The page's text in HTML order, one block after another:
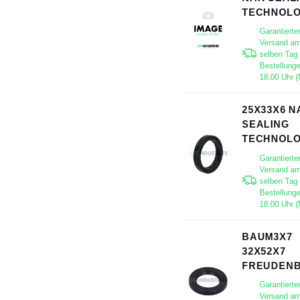
Garantierter
Versand am
selben Tag
18:00 Uhr
25X33X6
SEALING
Garantierter
Versand am
selben Tag
18:00 Uhr
BAUM3X7
32X52X7
Garantierter
Versand am